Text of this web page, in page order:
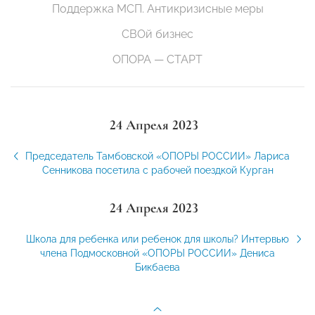
Поддержка МСП. Антикризисные меры
СВОй бизнес
ОПОРА — СТАРТ
24 Апреля 2023
Председатель Тамбовской «ОПОРЫ РОССИИ» Лариса
Сенникова посетила с рабочей поездкой Курган
24 Апреля 2023
Школа для ребенка или ребенок для школы? Интервью
члена Подмосковной «ОПОРЫ РОССИИ» Дениса
Бикбаева